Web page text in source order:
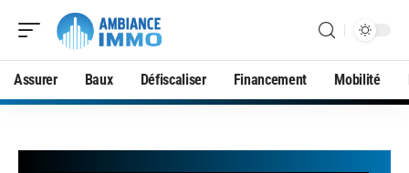
Assurer Baux Défiscaliser Financement Mobilité